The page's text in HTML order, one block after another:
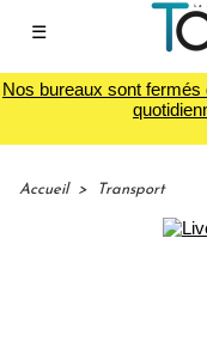
☰
Nos bureaux sont fermés
Accueil > Transport